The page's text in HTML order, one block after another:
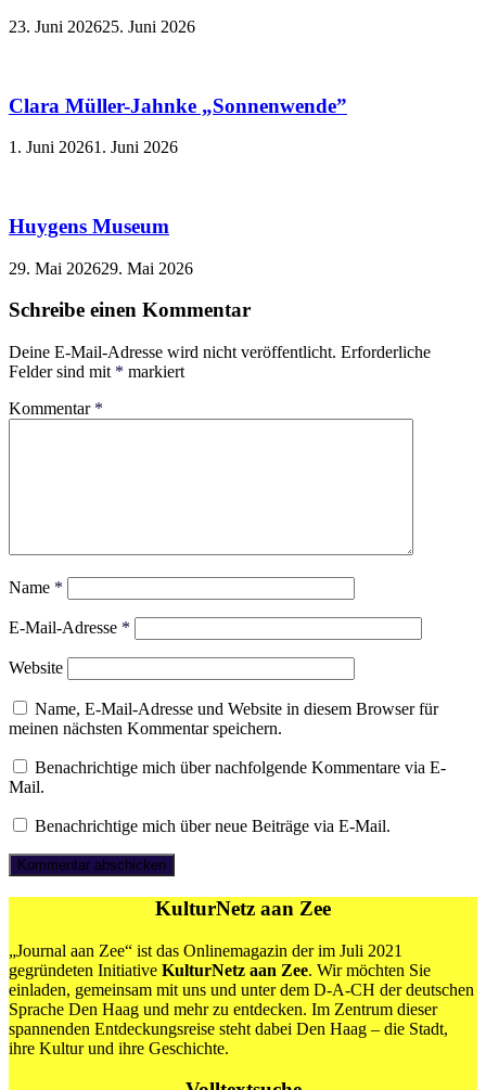
23. Juni 202625. Juni 2026
Clara Müller-Jahnke „Sonnenwende”
1. Juni 20261. Juni 2026
Huygens Museum
29. Mai 202629. Mai 2026
Schreibe einen Kommentar
Deine E-Mail-Adresse wird nicht veröffentlicht. Erforderliche
Felder sind mit * markiert
Kommentar *
Name *
E-Mail-Adresse *
Website
Name, E-Mail-Adresse und Website in diesem Browser für
meinen nächsten Kommentar speichern.
Benachrichtige mich über nachfolgende Kommentare via E-
Mail.
Benachrichtige mich über neue Beiträge via E-Mail.
KulturNetz aan Zee
„Journal aan Zee“ ist das Onlinemagazin der im Juli 2021
gegründeten Initiative KulturNetz aan Zee. Wir möchten Sie
einladen, gemeinsam mit uns und unter dem D-A-CH der deutschen
Sprache Den Haag und mehr zu entdecken. Im Zentrum dieser
spannenden Entdeckungsreise steht dabei Den Haag – die Stadt,
ihre Kultur und ihre Geschichte.